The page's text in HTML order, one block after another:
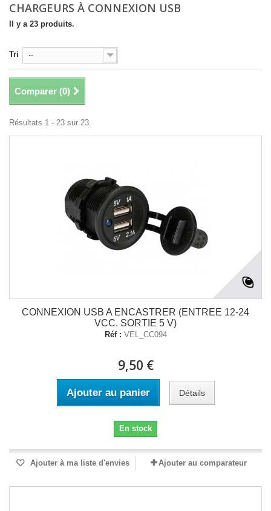
CHARGEURS À CONNEXION USB
Il y a 23 produits.
Tri --
Comparer (0)
Résultats 1 - 23 sur 23.
CONNEXION USB A ENCASTRER (ENTREE 12-24
VCC. SORTIE 5 V)
Réf : VEL_CC094
9,50 €
Ajouter au panier Détails
En stock
Ajouter à ma liste d'envies Ajouter au comparateur